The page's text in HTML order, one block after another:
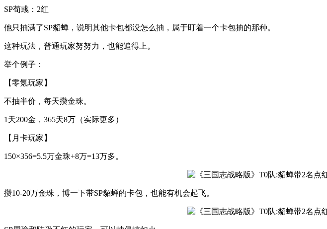
SP荀彧：2红
他只抽满了SP貂蝉，说明其他卡包都没怎么抽，属于盯着一个卡包抽的那种。
这种玩法，普通玩家努努力，也能追得上。
举个例子：
【零氪玩家】
不抽半价，每天攒金珠。
1天200金，365天8万（实际更多）
【月卡玩家】
150×356=5.5万金珠+8万=13万多。
攒10-20万金珠，博一下带SP貂蝉的卡包，也能有机会起飞。